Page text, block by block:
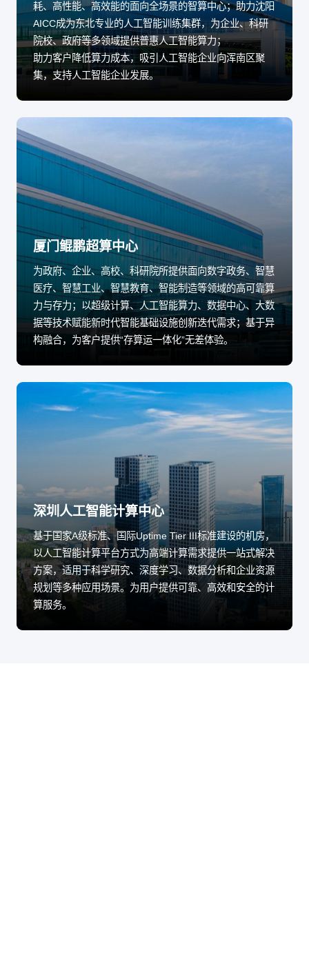
耗、高性能、高效能的面向全场景的智算中心；助力沈阳
AICC成为东北专业的人工智能训练集群，为企业、科研
院校、政府等多领域提供普惠人工智能算力；
助力客户降低算力成本，吸引人工智能企业向浑南区聚
集，支持人工智能企业发展。
厦门鲲鹏超算中心
为政府、企业、高校、科研院所提供面向数字政务、智慧
医疗、智慧工业、智慧教育、智能制造等领域的高可靠算
力与存力；以超级计算、人工智能算力、数据中心、大数
据等技术赋能新时代智能基础设施创新迭代需求；基于异
构融合，为客户提供“存算运一体化”无差体验。
深圳人工智能计算中心
基于国家A级标准、国际Uptime Tier III标准建设的机房，
以人工智能计算平台方式为高端计算需求提供一站式解决
方案，适用于科学研究、深度学习、数据分析和企业资源
规划等多种应用场景。为用户提供可靠、高效和安全的计
算服务。